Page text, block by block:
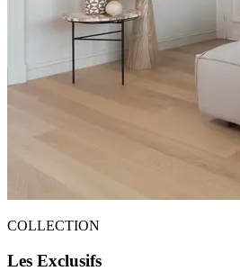
COLLECTION
Les Exclusifs